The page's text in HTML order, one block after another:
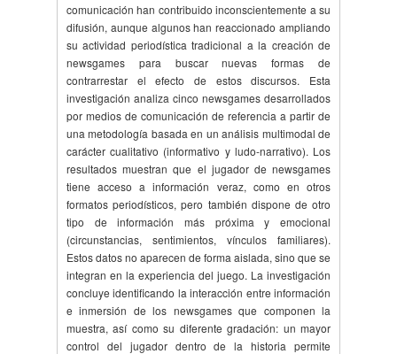
comunicación han contribuido inconscientemente a su
difusión, aunque algunos han reaccionado ampliando
su actividad periodística tradicional a la creación de
newsgames para buscar nuevas formas de
contrarrestar el efecto de estos discursos. Esta
investigación analiza cinco newsgames desarrollados
por medios de comunicación de referencia a partir de
una metodología basada en un análisis multimodal de
carácter cualitativo (informativo y ludo-narrativo). Los
resultados muestran que el jugador de newsgames
tiene acceso a información veraz, como en otros
formatos periodísticos, pero también dispone de otro
tipo de información más próxima y emocional
(circunstancias, sentimientos, vínculos familiares).
Estos datos no aparecen de forma aislada, sino que se
integran en la experiencia del juego. La investigación
concluye identificando la interacción entre información
e inmersión de los newsgames que componen la
muestra, así como su diferente gradación: un mayor
control del jugador dentro de la historia permite